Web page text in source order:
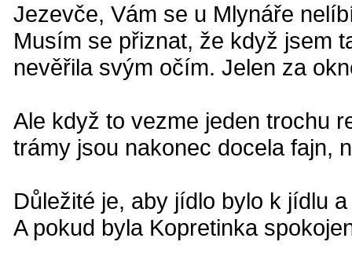
Jezevče, Vám se u Mlynáře
Musím se přiznat, že když jsem
nevěřila svým očím. Jelen za
Ale když to vezme jeden trochu
trámy jsou nakonec docela fajn,
Důležité je, aby jídlo bylo k jídlu
A pokud byla Kopretinka